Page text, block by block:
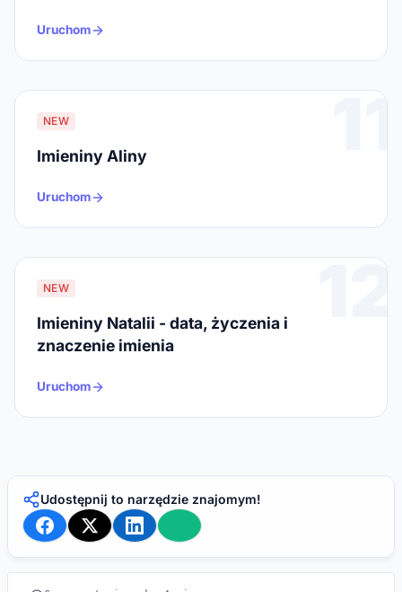
Uruchom
11
NEW
Imieniny Aliny
Uruchom
12
NEW
Imieniny Natalii - data, życzenia i
znaczenie imienia
Uruchom
Udostępnij to narzędzie znajomym!